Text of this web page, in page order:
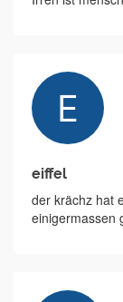
eiffel
der krächz hat
einigermassen